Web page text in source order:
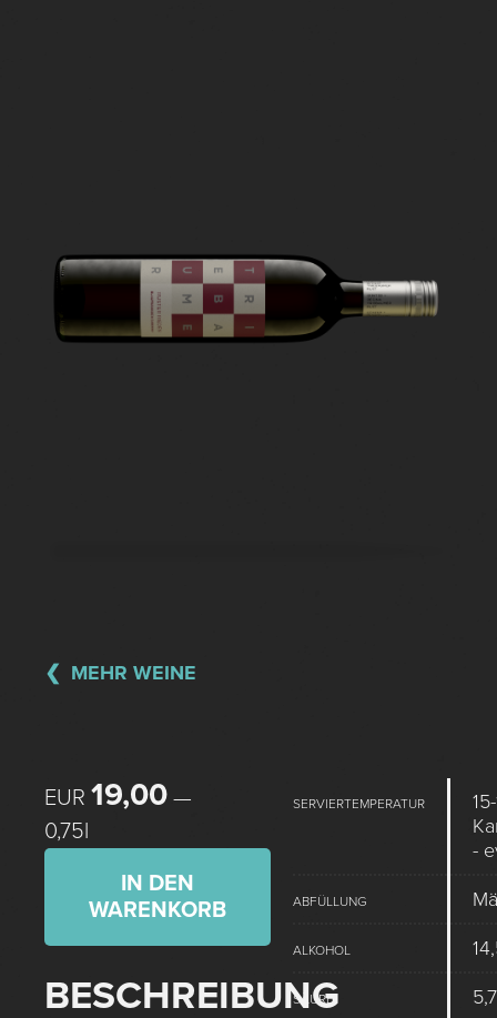
MEHR WEINE
EUR 19,00 —
0,75l
IN DEN
WARENKORB
BESCHREIBUNG
SERVIERTEMPERATUR
-
ABFÜLLUNG
ALKOHOL
SÄURE